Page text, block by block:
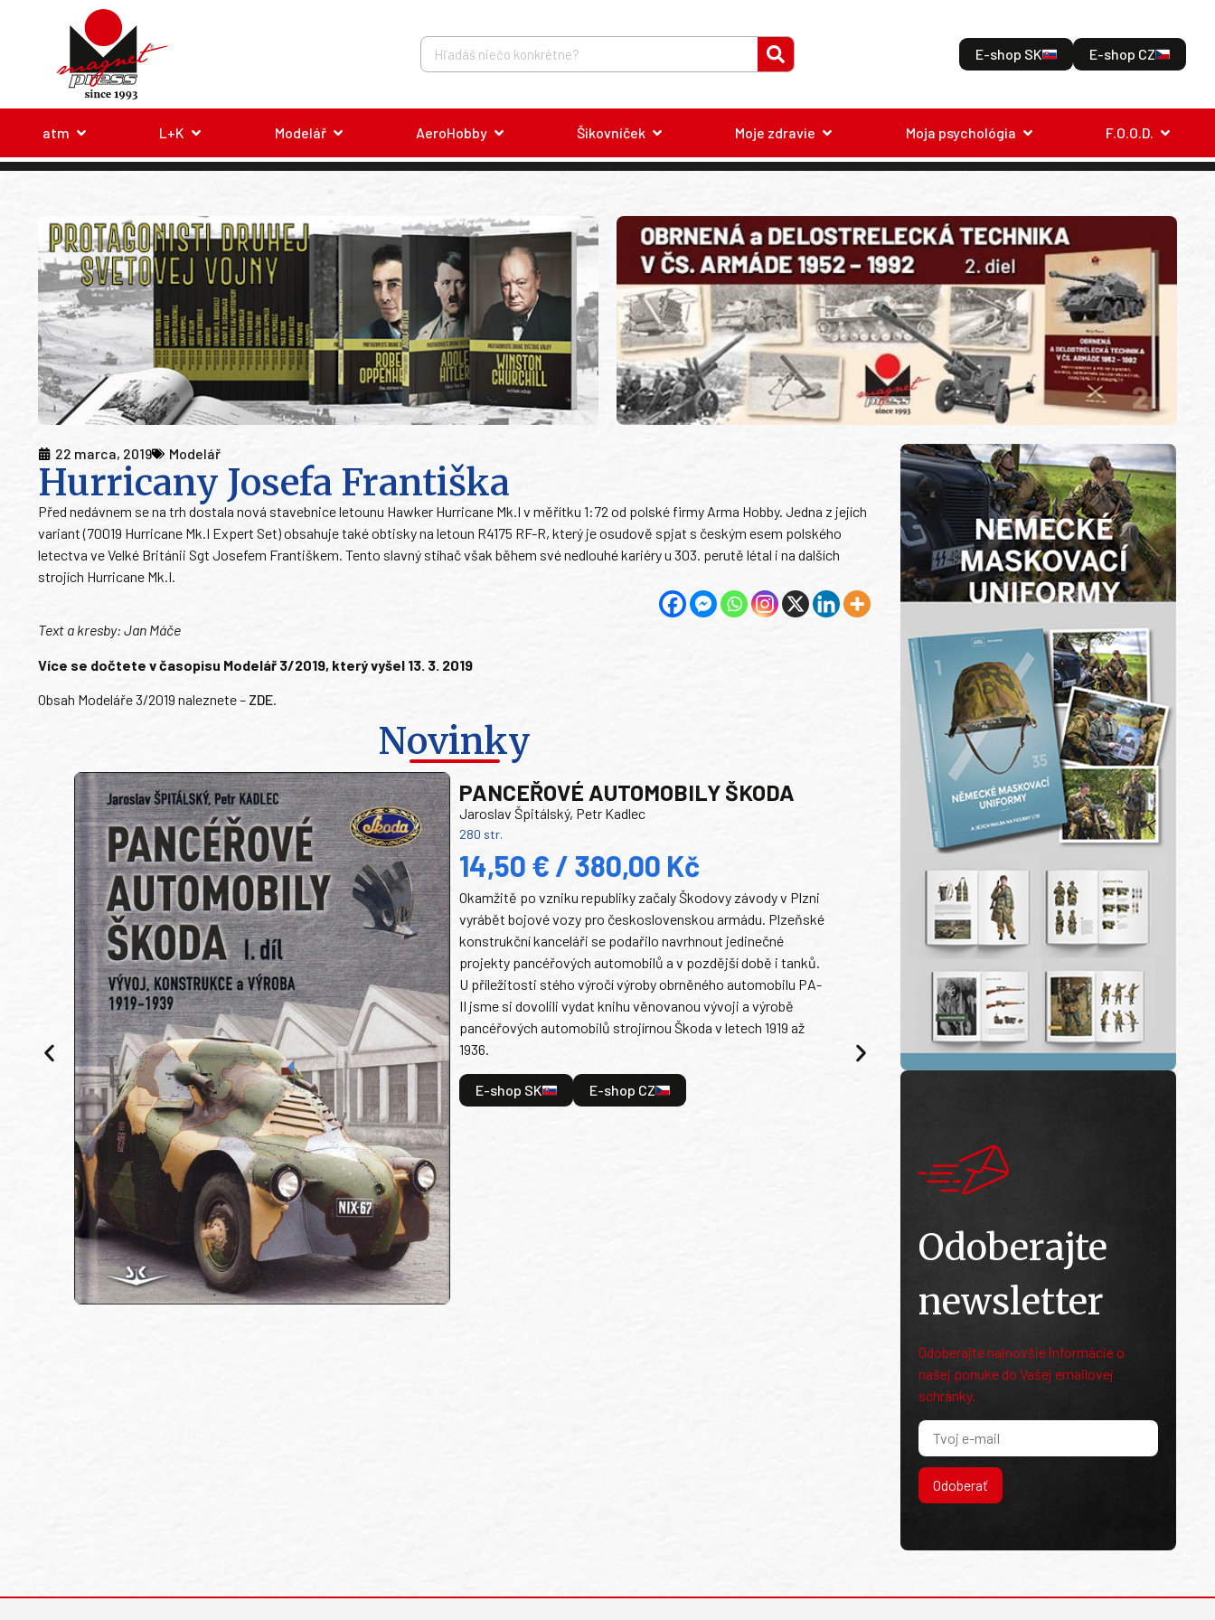
E-shop SK E-shop CZ
atm L+K Modelář AeroHobby Šikovníček Moje zdravie Moja psychológia F.O.O.D.
22 marca, 2019 Modelář
Hurricany Josefa Františka
Před nedávnem se na trh dostala nová stavebnice letounu Hawker Hurricane Mk.I v měřítku 1:72 od polské firmy Arma Hobby. Jedna z jejích
variant (70019 Hurricane Mk.I Expert Set) obsahuje také obtisky na letoun R4175 RF-R, který je osudově spjat s českým esem polského
letectva ve Velké Británii Sgt Josefem Františkem. Tento slavný stíhač však během své nedlouhé kariéry u 303. perutě létal i na dalších
strojích Hurricane Mk.I.
Text a kresby: Jan Máče
Více se dočtete v časopisu Modelář 3/2019, který vyšel 13. 3. 2019
Obsah Modeláře 3/2019 naleznete – ZDE.
Novinky
PANCEŘOVÉ AUTOMOBILY ŠKODA
Jaroslav Špitálský, Petr Kadlec
280 str.
14,50 € / 380,00 Kč
Okamžitě po vzniku republiky začaly Škodovy závody v Plzni
vyrábět bojové vozy pro československou armádu. Plzeňské
konstrukční kanceláři se podařilo navrhnout jedinečné
projekty pancéřových automobilů a v pozdější době i tanků.
U příležitosti stého výročí výroby obrněného automobilu PA-
II jsme si dovolili vydat knihu věnovanou vývoji a výrobě
pancéřových automobilů strojírnou Škoda v letech 1919 až
1936.
E-shop SK E-shop CZ
Odoberajte
newsletter
Odoberajte najnovšie informácie o
našej ponuke do Vašej emailovej
schránky.
Odoberať